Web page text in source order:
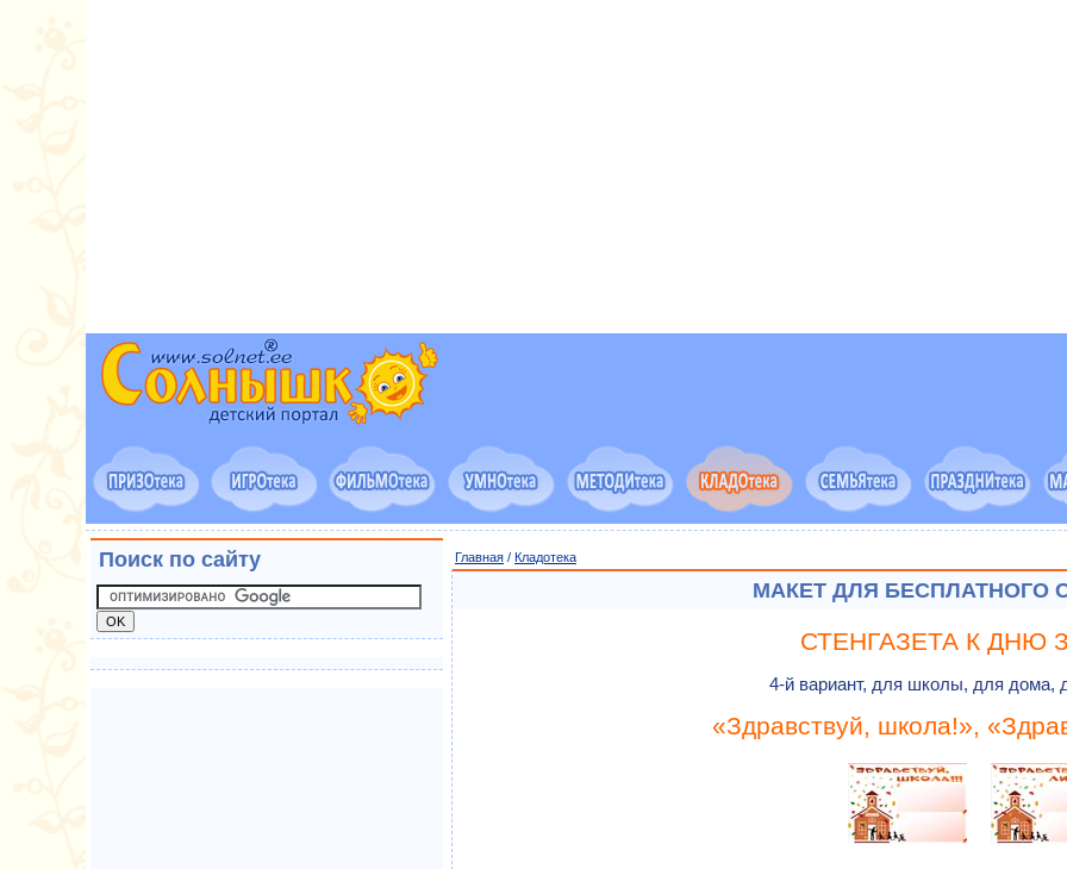
Главная / Кладотека
МАКЕТ ДЛЯ БЕСПЛАТНОГО
СТЕНГАЗЕТА К ДНЮ
4-й вариант, для школы, для дома,
«Здравствуй, школа!»,
Поиск по сайту